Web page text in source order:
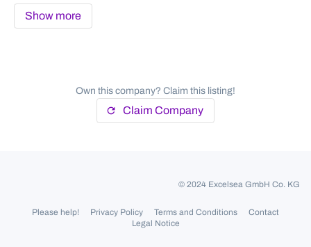
Show more
Own this company? Claim this listing!
refresh Claim Company
© 2024 Excelsea GmbH Co. KG
Please help! Privacy Policy Terms and Conditions
Contact
Legal Notice